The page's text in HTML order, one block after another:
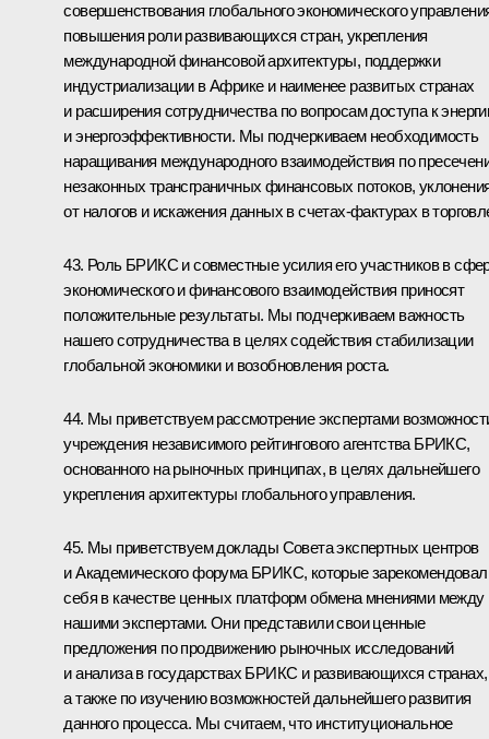
совершенствования глобального экономического
повышения роли развивающихся стран, укрепления
международной финансовой архитектуры, поддержки
индустриализации в Африке и наименее развитых странах
и расширения сотрудничества по вопросам доступа к
и энергоэффективности. Мы подчеркиваем необходимость
наращивания международного взаимодействия по
незаконных трансграничных финансовых потоков,
от налогов и искажения данных в счетах-фактурах в
43. Роль БРИКС и совместные усилия его участников в
экономического и финансового взаимодействия приносят
положительные результаты. Мы подчеркиваем важность
нашего сотрудничества в целях содействия стабилизации
глобальной экономики и возобновления роста.
44. Мы приветствуем рассмотрение экспертами
учреждения независимого рейтингового агентства БРИКС,
основанного на рыночных принципах, в целях дальнейшего
укрепления архитектуры глобального управления.
45. Мы приветствуем доклады Совета экспертных центров
и Академического форума БРИКС, которые
себя в качестве ценных платформ обмена мнениями между
нашими экспертами. Они представили свои ценные
предложения по продвижению рыночных исследований
и анализа в государствах БРИКС и развивающихся странах,
а также по изучению возможностей дальнейшего развития
данного процесса. Мы считаем, что институциональное